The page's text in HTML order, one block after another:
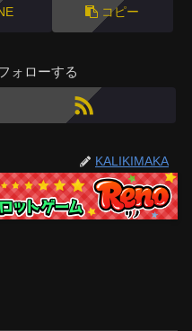
コピー
ォローする
KALIKIMAKA